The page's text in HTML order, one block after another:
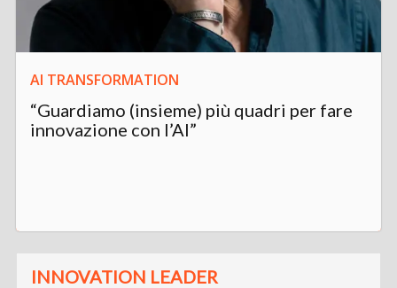
AI TRANSFORMATION
“Guardiamo (insieme) più quadri per fare
innovazione con l’AI”
INNOVATION LEADER